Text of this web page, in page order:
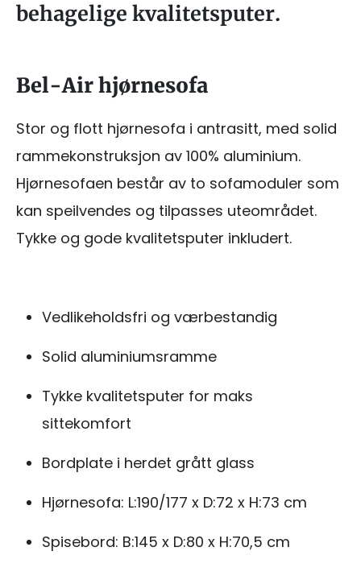
behagelige kvalitetsputer.
Bel-Air hjørnesofa
Stor og flott hjørnesofa i antrasitt, med solid
rammekonstruksjon av 100% aluminium.
Hjørnesofaen består av to sofamoduler som
kan speilvendes og tilpasses uteområdet.
Tykke og gode kvalitetsputer inkludert.
Vedlikeholdsfri og værbestandig
Solid aluminiumsramme
Tykke kvalitetsputer for maks
sittekomfort
Bordplate i herdet grått glass
Hjørnesofa: L:190/177 x D:72 x H:73 cm
Spisebord: B:145 x D:80 x H:70,5 cm